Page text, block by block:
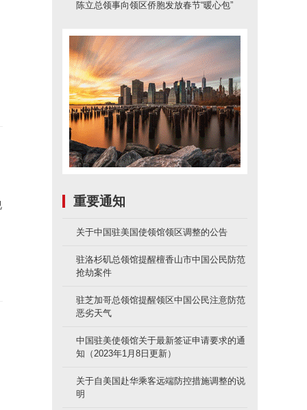
陈立总领事向领区侨胞发放春节“暖心包”
重要通知
关于中国驻美国使领馆领区调整的公告
驻洛杉矶总领馆提醒檀香山市中国公民防范
抢劫案件
驻芝加哥总领馆提醒领区中国公民注意防范
恶劣天气
中国驻美使领馆关于最新签证申请要求的通
知（2023年1月8日更新）
关于自美国赴华乘客远端防控措施调整的说
明